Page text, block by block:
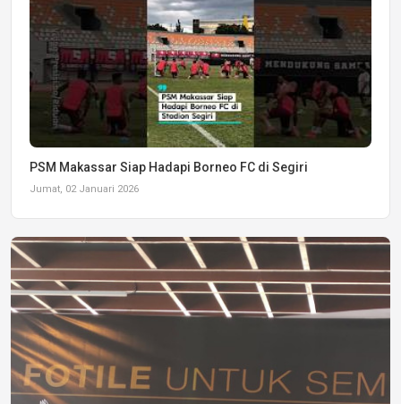
PSM Makassar Siap Hadapi Borneo FC di Segiri
Jumat, 02 Januari 2026